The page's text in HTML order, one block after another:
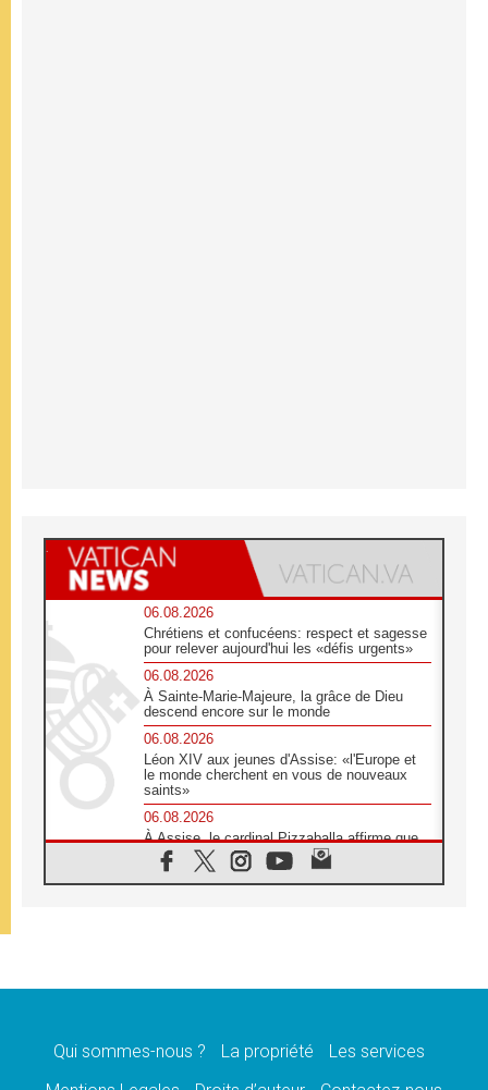
06.08.2026
Chrétiens et confucéens: respect et sagesse
pour relever aujourd'hui les «défis urgents»
06.08.2026
À Sainte-Marie-Majeure, la grâce de Dieu
descend encore sur le monde
06.08.2026
Léon XIV aux jeunes d'Assise: «l'Europe et
le monde cherchent en vous de nouveaux
saints»
06.08.2026
À Assise, le cardinal Pizzaballa affirme que
«les chrétiens veulent la paix»
06.08.2026
message de paix et de dignité humaine»
Qui sommes-nous ? La propriété
Les services